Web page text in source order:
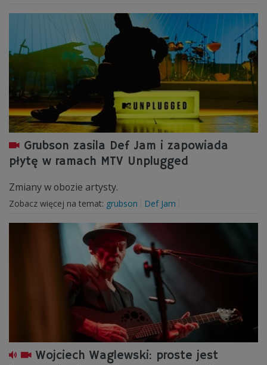
Grubson zasila Def Jam i zapowiada
płytę w ramach MTV Unplugged
Zmiany w obozie artysty.
Zobacz więcej na temat: grubson Def Jam
Wojciech Waglewski: proste jest